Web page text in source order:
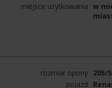
miejsce użytkowania w
rozmiar opony 205/
pojazd